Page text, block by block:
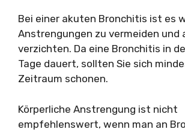
Bei einer akuten Bronchitis ist es
Anstrengungen zu vermeiden und
verzichten. Da eine Bronchitis in
Tage dauert, sollten Sie sich
Zeitraum schonen.
Körperliche Anstrengung ist nicht
empfehlenswert, wenn man an